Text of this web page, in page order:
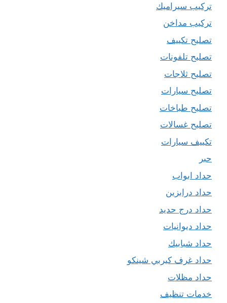
تركيب سيراميك
تركيب مداخن
تصليح تكييف
تصليح تلفونات
تصليح ثلاجات
تصليح سيارات
تصليح طباخات
تصليح غسالات
تكييف سيارات
حبر
حداد ابواب
حداد درابزين
حداد درج حديد
حداد ديوانيات
حداد شبابيك
حداد غرف كيربي شينكو
حداد مظلات
خدمات تنظيف